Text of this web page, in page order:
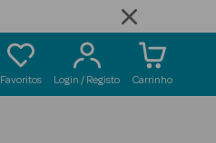
Favoritos Login / Registo Carrinho